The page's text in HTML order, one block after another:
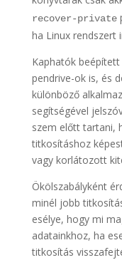
recover-private
ha Linux rendszert
Kaphatók
pendrive-ok is, és
különböző
segítségével
szem előtt tartani,
titkosításhoz
vagy korlátozott
Ökölszabályként
minél jobb
esélye, hogy mi
adatainkhoz, ha
titkosítás